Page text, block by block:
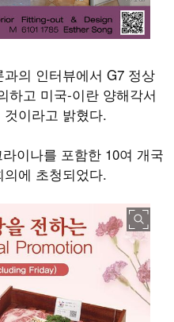
의 인터뷰에서 G7 정상
하고 미국-이란 양해각서
이라고 밝혔다.
이나를 포함한 10여 개국
에 초청되었다.